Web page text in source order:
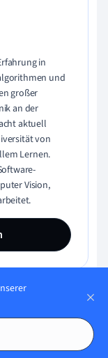
in
und
großer
an der
aktuell
von
Lernen.
Vision,